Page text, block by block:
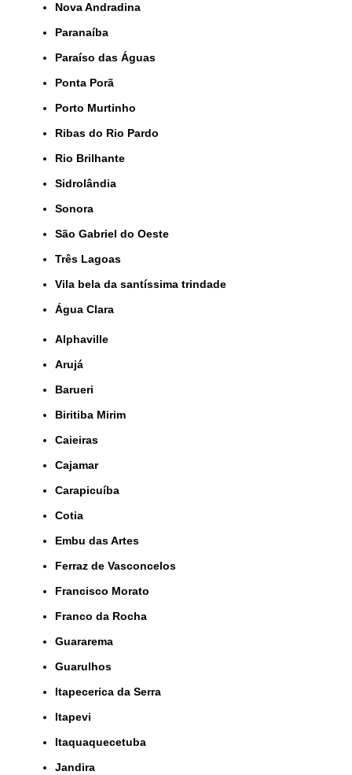
Nova Andradina
Paranaíba
Paraíso das Águas
Ponta Porã
Porto Murtinho
Ribas do Rio Pardo
Rio Brilhante
Sidrolândia
Sonora
São Gabriel do Oeste
Três Lagoas
Vila bela da santíssima trindade
Água Clara
Alphaville
Arujá
Barueri
Biritiba Mirim
Caieiras
Cajamar
Carapicuíba
Cotia
Embu das Artes
Ferraz de Vasconcelos
Francisco Morato
Franco da Rocha
Guararema
Guarulhos
Itapecerica da Serra
Itapevi
Itaquaquecetuba
Jandira